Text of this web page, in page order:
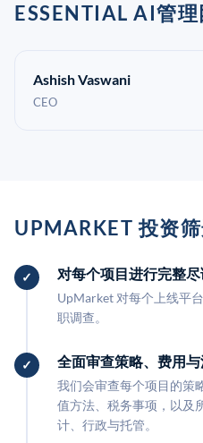
ESSENTIAL AI管理
Ashish Vaswani
CEO
UPMARKET 投资
对每个项目进行完整
UpMarket 对每个上线平
职调查。
全面审查策略、费用
我们会审查每个项目的策
值方法、税务事项，以及
计、行政与托管。